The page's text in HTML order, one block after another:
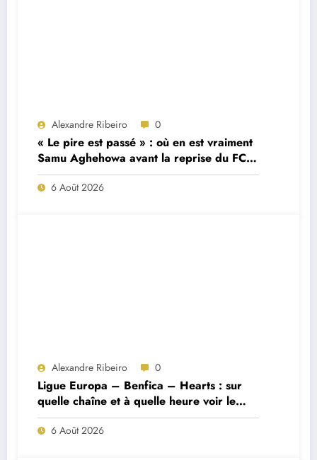
Alexandre Ribeiro 0
« Le pire est passé » : où en est vraiment
Samu Aghehowa avant la reprise du FC
Porto ?
6 Août 2026
Alexandre Ribeiro 0
Ligue Europa – Benfica – Hearts : sur
quelle chaîne et à quelle heure voir le
match ?
6 Août 2026